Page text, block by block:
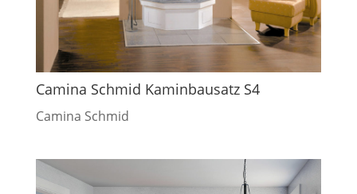
Camina Schmid Kaminbausatz S4
Camina Schmid